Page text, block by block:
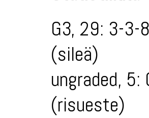
G3, 29: 3-
(sileä)
ungraded,
(risueste)